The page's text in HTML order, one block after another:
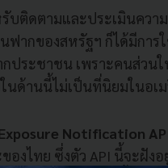
บติดตามและประเมินความ
ฟากของสหรัฐฯ ก็ได้มีการ
ประชาชน เพราะคนส่วน
นด้านนี้ไม่เป็นที่นิยมในอเ
Notification
งไทย ซึ่งตัว API นี้จะฝังอ